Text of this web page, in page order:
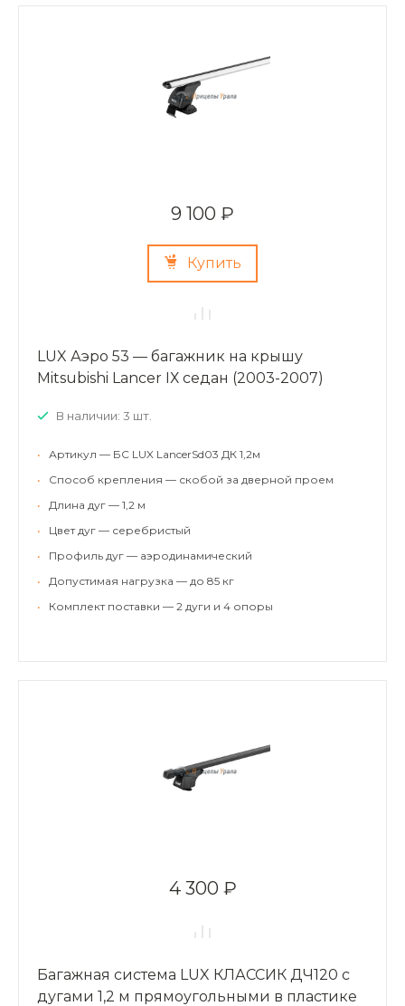
9 100 ₽
Купить
LUX Аэро 53 — багажник на крышу
Mitsubishi Lancer IХ седан (2003-2007)
В наличии: 3 шт.
•
Артикул — БС LUX LancerSd03 ДК 1,2м
•
Способ крепления — скобой за дверной проем
•
Длина дуг — 1,2 м
•
Цвет дуг — серебристый
•
Профиль дуг — аэродинамический
•
Допустимая нагрузка — до 85 кг
•
Комплект поставки — 2 дуги и 4 опоры
4 300 ₽
Багажная система LUX КЛАССИК ДЧ120 с
дугами 1,2 м прямоугольными в пластике